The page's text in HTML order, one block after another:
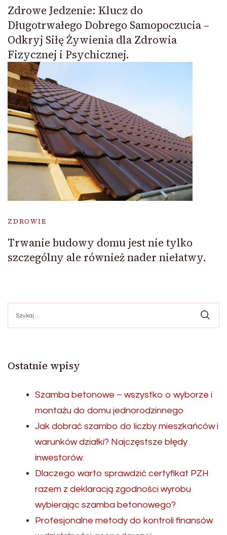
Zdrowe Jedzenie: Klucz do
Długotrwałego Dobrego Samopoczucia –
Odkryj Siłę Żywienia dla Zdrowia
Fizycznej i Psychicznej.
ZDROWIE
Trwanie budowy domu jest nie tylko
szczególny ale również nader niełatwy.
Ostatnie wpisy
Szamba betonowe – wszystko o wyborze i
montażu do domu jednorodzinnego
Jak dobrać szambo do liczby mieszkańców i
warunków działki? Najczęstsze błędy
inwestorów.
Dlaczego warto sprawdzić certyfikat PZH
razem z deklaracją zgodności wyrobu
wybierając szamba betonowego?
Profesjonalne metody do kontroli finansów